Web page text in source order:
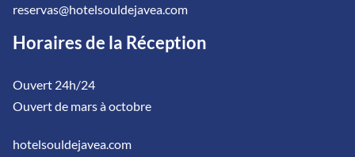
reservas@hotelsouldejavea.com
Horaires de la Réception
Ouvert 24h/24
Ouvert de mars à octobre
hotelsouldejavea.com